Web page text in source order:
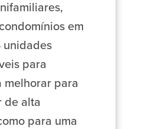
em
unidades
para
melhorar para
de alta
para uma